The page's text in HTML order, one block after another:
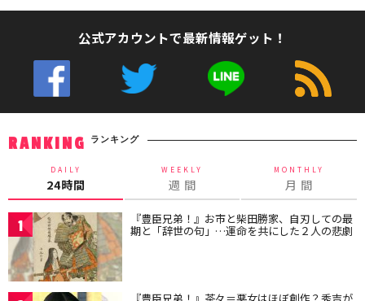
公式アカウントで最新情報ゲット！
RANKING ランキング
DAILY
24時間
WEEKLY
週 間
MONTHLY
月 間
1 『豊臣兄弟！』お市と柴田勝家、自刃しての最
期と「辞世の句」…運命を共にした２人の悲劇